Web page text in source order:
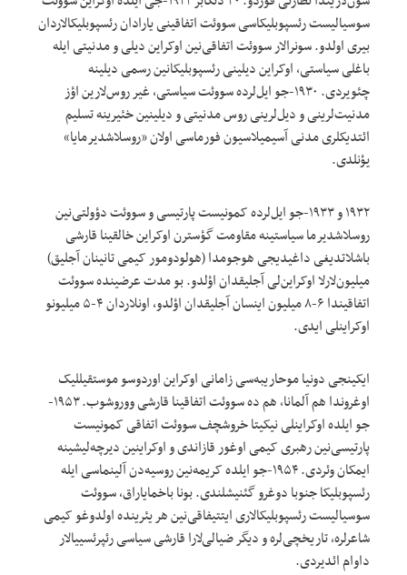
سوسیالیست رئسپوبلیکاسی سووئت اتفاقینی یارادان رئسپوبلیکالاردان
بیری اولدو. سونرالار سووئت اتفاقی‌نین اوکراین دیلی و مدنیتی ایله
باغلی سیاستی، اوکراین دیلینی رئسپوبلیکانین رسمی دیلینه
چئویردی. ۱۹۳۰-جو ایل‌لرده سووئت سیاستی، غیر روس‌لارین اؤز
مدنیت‌لرینی و دیل‌لرینی روس مدنیتی و دیلینین خئیرینه تسلیم
ائتدیکلری مدنی آسیمیلاسیون فورماسی اولان «روسلاشدیرمایا»
یؤنلدی.
۱۹۳۲ و ۱۹۳۳-جو ایل‌لرده کمونیست پارتیسی و سووئت دؤولتی‌نین
روسلاشدیرما سیاستینه مقاومت گؤسترن اوکراین خالقینا قارشی
باشلاتدیغی داغیدیجی هوجومدا (هولودومور کیمی تانینان آجلیق)
میلیون‌لارلا اوکراین‌لی آجلیقدان اؤلدو. بو مدت عرضینده سووئت
اتفاقیندا ۶-۸ میلیون اینسان آجلیقدان اؤلدو، اونلاردان ۴-۵ میلیونو
اوکراینلی ایدی.
ایکینجی دونیا موحاریبه‌سی زامانی اوکراین اوردوسو موستقیللیک
اوغروندا هم آلمانا، هم ده سووئت اتفاقینا قارشی ووروشوب. ۱۹۵۳-
جو ایلده اوکراینلی نیکیتا خروشچف سووئت اتفاقی کمونیست
پارتیسی‌نین رهبری کیمی اوغور قازاندی و اوکراینین دیرچه‌لیشینه
ایمکان وئردی. ۱۹۵۴-جو ایلده کریمه‌نین روسیه‌دن آلینماسی ایله
رئسپوبلیکا جنوبا دوغرو گئنیشلندی. بونا باخمایاراق، سووئت
سوسیالیست رئسپوبلیکالاری ایتتیفاقی‌نین هر یئرینده اولدوغو کیمی
شاعرلره، تاریخچی‌لره و دیگر ضیالی‌لارا قارشی سیاسی رئپرئسییالار
داوام ائدیردی.